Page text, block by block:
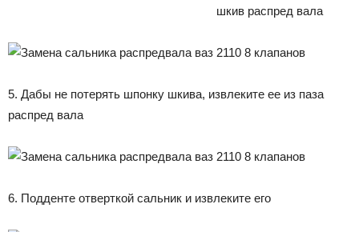
шкив распред вала
5. Дабы не потерять шпонку шкива, извлеките ее из паза
распред вала
6. Подденте отверткой сальник и извлеките его